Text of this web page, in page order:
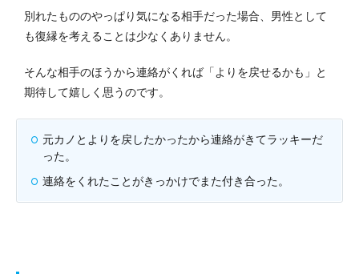
別れたもののやっぱり気になる相手だった場合、男性として
も復縁を考えることは少なくありません。
そんな相手のほうから連絡がくれば「よりを戻せるかも」と
期待して嬉しく思うのです。
元カノとよりを戻したかったから連絡がきてラッキーだ
った。
連絡をくれたことがきっかけでまた付き合った。